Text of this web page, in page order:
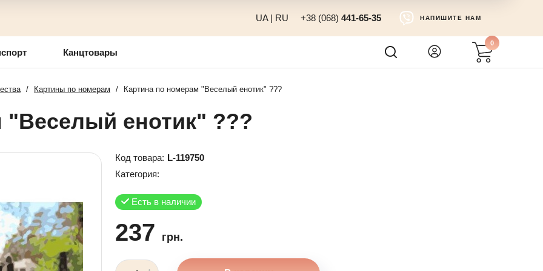
UA| RU +38 (068) 441-65-35 НАПИШИТЕ НАМ
Канцтовары
0
/ Картины по номерам / Картина по номерам "Веселый енотик" ???
"Веселый енотик" ???
Код товара: L-119750
Категория:
Есть в наличии
237 грн.